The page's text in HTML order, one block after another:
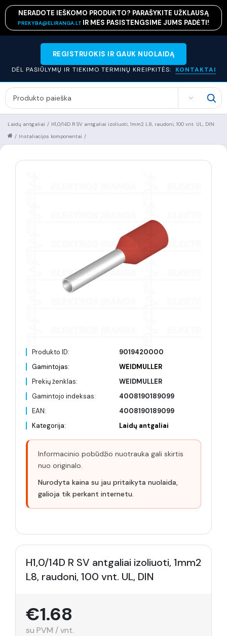
NERADOTE IEŠKOMO PRODUKTO? PARAŠYKITE UŽKLAUSĄ
PREKYBA@ELIRANGA.LT IR MES PASISTENGSIME JUMS PADĖTI!
REGISTRUOKIS IR GAUK NUOLAIDĄ
DĖL PASIŪLYMŲ IR TIEKIMO TERMINŲ KREIPKITĖS: KONTAKTAI
SEARCH
H1,0/14D R SV antgaliai izoliuoti, 1mm2 L8, raudoni, 100 vnt. UL, DIN
/
Laidų antgaliai
/
Instaliacijos komponentai
/
Produkto ID:
9019420000
Gamintojas:
WEIDMULLER
Prekių ženklas:
WEIDMULLER
Gamintojo indeksas:
4008190189099
EAN:
4008190189099
Kategorija:
Laidų antgaliai
Informacinio pobūdžio nuotrauka gali skirtis
nuo originalo.
Nurodyta kaina su jau pritaikyta nuolaida,
galioja tik perkant internetu.
H1,0/14D R SV antgaliai izoliuoti, 1mm2
L8, raudoni, 100 vnt. UL, DIN
€1.68
su PVM / vnt.